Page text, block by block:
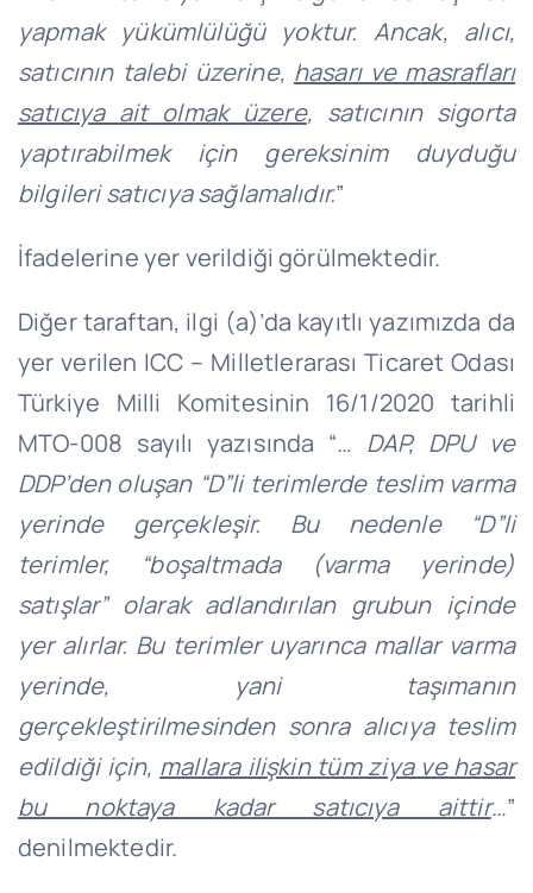
yapmak yükümlülüğü yoktur. Ancak, alıcı,
satıcının talebi üzerine, hasarı ve masrafları
satıcıya ait olmak üzere, satıcının sigorta
yaptırabilmek için gereksinim duyduğu
bilgileri satıcıya sağlamalıdır.”
İfadelerine yer verildiği görülmektedir.
Diğer taraftan, ilgi (a)’da kayıtlı yazımızda da
yer verilen ICC – Milletlerarası Ticaret Odası
Türkiye Milli Komitesinin 16/1/2020 tarihli
MTO-008 sayılı yazısında “… DAP, DPU ve
DDP’den oluşan “D”li terimlerde teslim varma
yerinde gerçekleşir. Bu nedenle “D”li
terimler, “boşaltmada (varma yerinde)
satışlar” olarak adlandırılan grubun içinde
yer alırlar. Bu terimler uyarınca mallar varma
yerinde, yani taşımanın
gerçekleştirilmesinden sonra alıcıya teslim
edildiği için, mallara ilişkin tüm ziya ve hasar
bu noktaya kadar satıcıya aittir…”
denilmektedir.